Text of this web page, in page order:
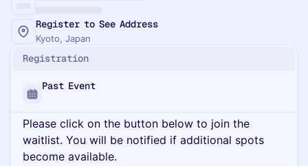
Register to See Address
Kyoto, Japan
Registration
Past Event
Please click on the button below to join the
waitlist. You will be notified if additional spots
become available.